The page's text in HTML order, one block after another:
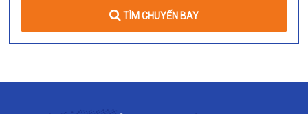
TÌM CHUYẾN BAY